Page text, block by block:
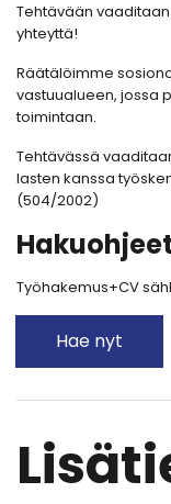
Tehtävään vaaditaan
yhteyttä!
Räätälöimme
vastuualueen, jossa
toimintaan.
Tehtävässä
lasten kanssa
(504/2002)
Hakuohjeet
Työhakemus+CV
Hae nyt